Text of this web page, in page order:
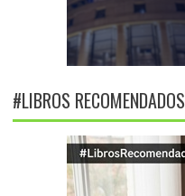
#LIBROS RECOMENDADOS